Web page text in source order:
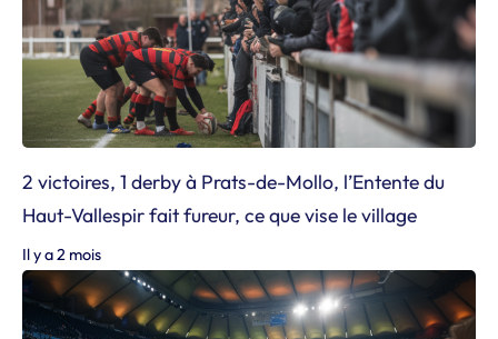
2 victoires, 1 derby à Prats-de-Mollo, l’Entente du
Haut-Vallespir fait fureur, ce que vise le village
Il y a 2 mois